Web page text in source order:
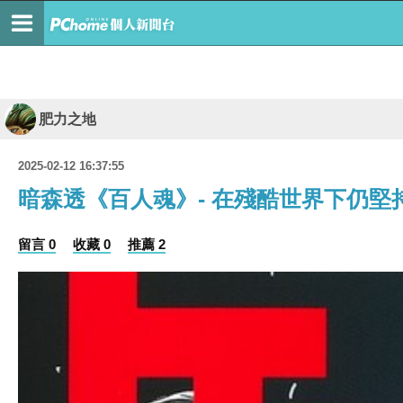
肥力之地
2025-02-12 16:37:55
暗森透《百人魂》- 在殘酷世界下仍堅
留言 0 收藏 0 推薦 2